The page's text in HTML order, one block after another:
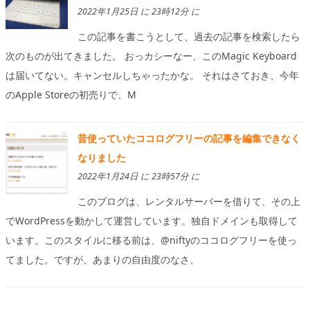
2022年1月25日 に 23時12分 に
この記事を書こうとして、過去の記事を検索したら
次のものが出てきました。 おっカシーなー、このMagic Keyboard
は届いてない。キャンセルしちゃったかな。 それはさておき、今年
のApple Storeの初売りで、M
昔使っていたココログフリーの記事を編集できなく
なりました
2022年1月24日 に 23時57分 に
このブログは、レンタルサーバーを借りて、その上
でWordPressを動かして運営しています。独自ドメインも取得して
います。このスタイルに移る前は、@niftyのココログフリーを使っ
てました。ですが、あまりの自由度のなさ、